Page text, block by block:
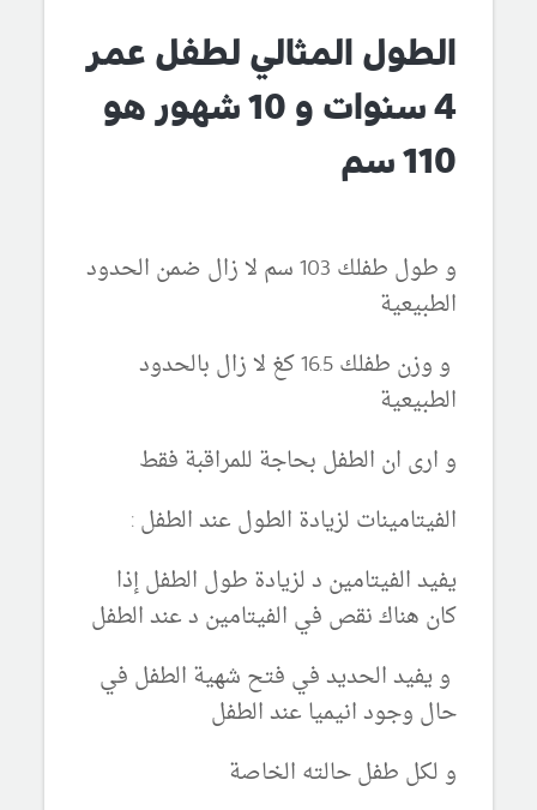
الطول المثالي لطفل عمر
4 سنوات و 10 شهور هو
110 سم
و طول طفلك 103 سم لا زال ضمن الحدود
الطبيعية
و وزن طفلك 16.5 كغ لا زال بالحدود
الطبيعية
و ارى ان الطفل بحاجة للمراقبة فقط
الفيتامينات لزيادة الطول عند الطفل :
يفيد الفيتامين د لزيادة طول الطفل إذا
كان هناك نقص في الفيتامين د عند الطفل
و يفيد الحديد في فتح شهية الطفل في
حال وجود انيميا عند الطفل
و لكل طفل حالته الخاصة